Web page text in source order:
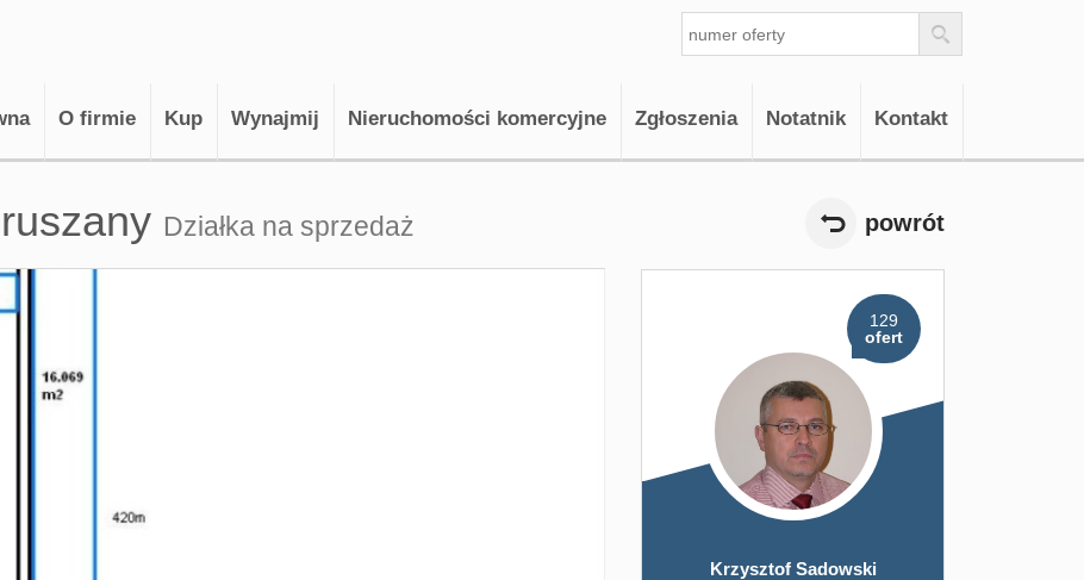
O firmie Kup Wynajmij Nieruchomości komercyjne Zgłoszenia Notatnik Kontakt
Działka na sprzedaż powrót
129
ofert
Krzysztof Sadowski